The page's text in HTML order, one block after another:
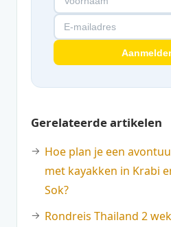
Gerelateerde artikelen
Hoe plan je een
met kayakken in Krabi
Sok?
Rondreis Thailand 2